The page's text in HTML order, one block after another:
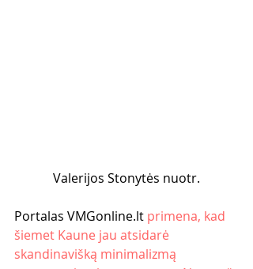
Valerijos Stonytės nuotr.
Portalas VMGonline.lt primena, kad
šiemet Kaune jau atsidarė
skandinavišką minimalizmą